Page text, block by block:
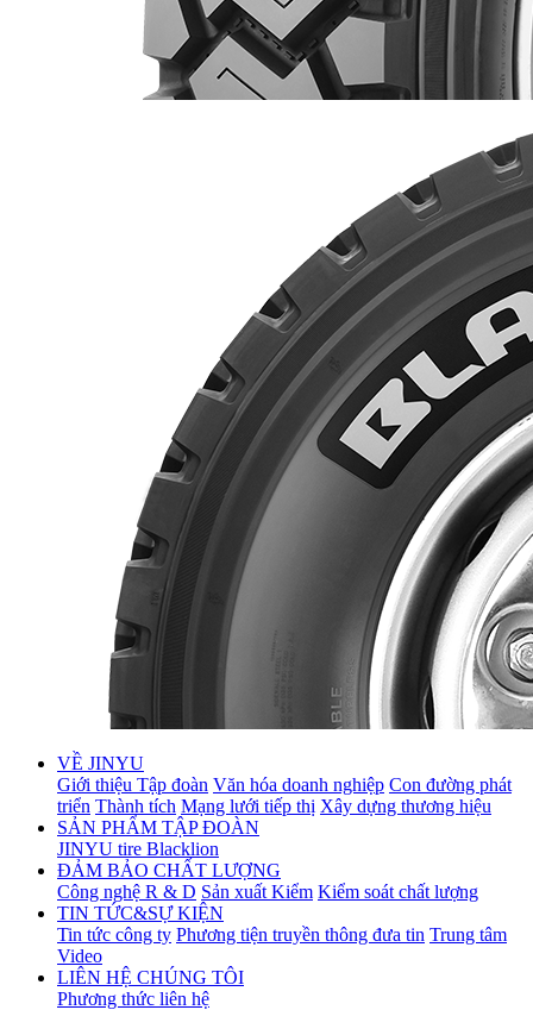
VỀ JINYU
Giới thiệu Tập đoàn Văn hóa doanh nghiệp Con đường phát
triển Thành tích Mạng lưới tiếp thị Xây dựng thương hiệu
SẢN PHẨM TẬP ĐOÀN
JINYU tire Blacklion
ĐẢM BẢO CHẤT LƯỢNG
Công nghệ R & D Sản xuất Kiểm Kiểm soát chất lượng
TIN TỨC&SỰ KIỆN
Tin tức công ty Phương tiện truyền thông đưa tin Trung tâm
Video
LIÊN HỆ CHÚNG TÔI
Phương thức liên hệ